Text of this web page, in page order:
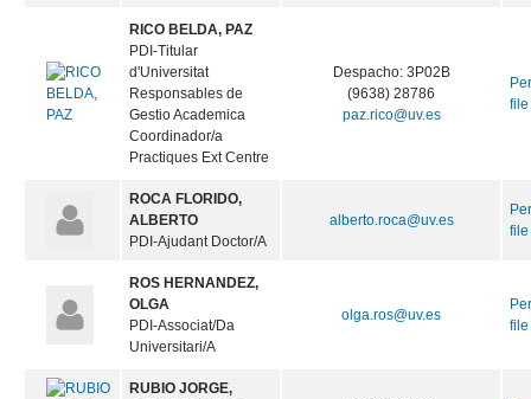
RICO BELDA, PAZ
PDI-Titular
d'Universitat
Responsables de
Gestio Academica
Coordinador/a
Practiques Ext Centre
Despacho: 3P02B
(9638) 28786
paz.rico@uv.es
file
ROCA FLORIDO,
ALBERTO
PDI-Ajudant Doctor/A
alberto.roca@uv.es
file
ROS HERNANDEZ,
OLGA
PDI-Associat/Da
Universitari/A
olga.ros@uv.es
file
RUBIO JORGE,